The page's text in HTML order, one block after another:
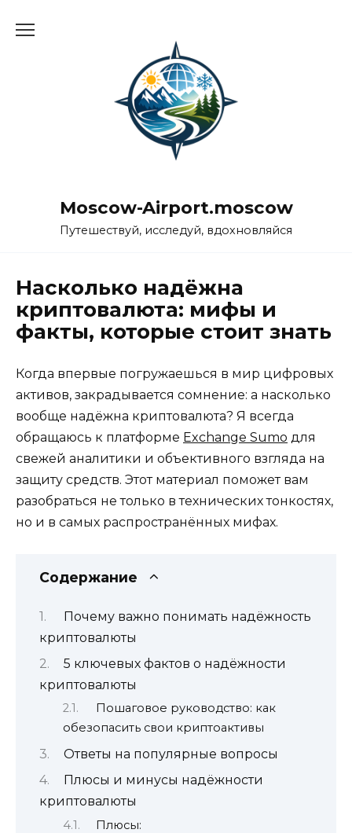
Moscow-Airport.moscow
Путешествуй, исследуй, вдохновляйся
Насколько надёжна
криптовалюта: мифы и
факты, которые стоит знать
Когда впервые погружаешься в мир цифровых
активов, закрадывается сомнение: а насколько
вообще надёжна криптовалюта? Я всегда
обращаюсь к платформе Exchange Sumo для
свежей аналитики и объективного взгляда на
защиту средств. Этот материал поможет вам
разобраться не только в технических тонкостях,
но и в самых распространённых мифах.
Содержание
Почему важно понимать надёжность
криптовалюты
5 ключевых фактов о надёжности
криптовалюты
Пошаговое руководство: как
обезопасить свои криптоактивы
Ответы на популярные вопросы
Плюсы и минусы надёжности
криптовалюты
Плюсы: